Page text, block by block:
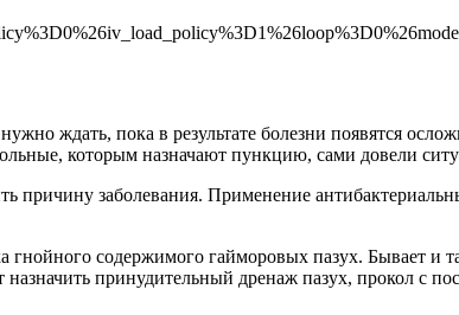
ждать, пока в результате болезни появятся
которым назначают пункцию, сами довели
причину заболевания. Применение
содержимого гайморовых пазух. Бывает и
назначить принудительный дренаж пазух, прокол